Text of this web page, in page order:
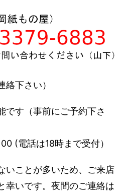
下さい）
です（事前にご予約下さ
(電話は18時まで受付）
いことが多いため、ご来店
幸いです。夜間のご連絡は